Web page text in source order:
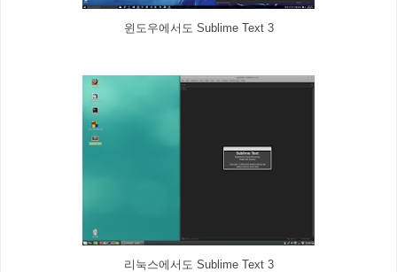
윈도우에서도 Sublime Text 3
리눅스에서도 Sublime Text 3